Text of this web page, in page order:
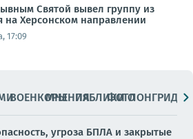
Святой вывел группу из
на Херсонском направлении
17:09
ВОЕНКОРЫМНЕНИЯПАБЛИКИ
ФОТОЛОНГРИДЫ
угроза БПЛА и закрытые